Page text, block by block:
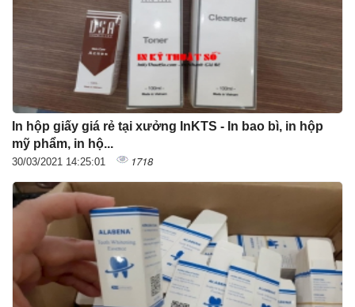
In hộp giấy giá rẻ tại xưởng InKTS - In bao bì, in hộp
mỹ phẩm, in hộ...
30/03/2021 14:25:01 1718